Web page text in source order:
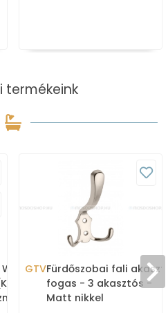
termékeink
WC tartály
WC
GTVFürdőszobai fali
fogas - 3 akasztós -
Matt nikkel